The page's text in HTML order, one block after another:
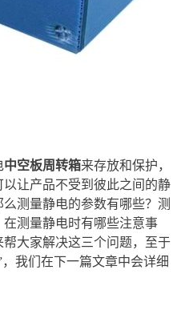
中空板周转箱来存放和保护，
让产品不受到彼此之间的静
测量静电的参数有哪些？测
测量静电时有哪些注意事
帮大家解决这三个问题，至于
我们在下一篇文章中会详细